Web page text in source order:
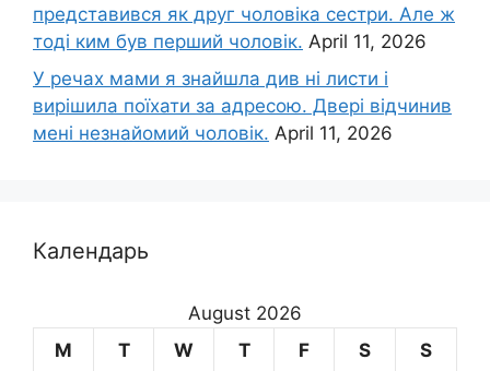
представився як друг чоловіка сестри. Але ж
тоді ким був перший чоловік. April 11, 2026
У речах мами я знайшла див ні листи і
вирішила поїхати за адресою. Двері відчинив
мені незнайомий чоловік. April 11, 2026
Календарь
August 2026
M
T W T F S S